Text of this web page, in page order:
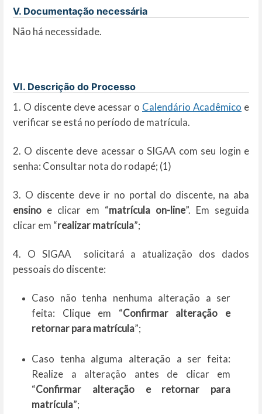
V. Documentação necessária
Não há necessidade.
VI. Descrição do Processo
1. O discente deve acessar o Calendário Acadêmico e
verificar se está no período de matrícula.
2. O discente deve acessar o SIGAA com seu login e
senha: Consultar nota do rodapé; (1)
3. O discente deve ir no portal do discente, na aba
ensino e clicar em “matrícula on-line”. Em seguida
clicar em “realizar matrícula”;
4. O SIGAA solicitará a atualização dos dados
pessoais do discente:
Caso não tenha nenhuma alteração a ser
feita: Clique em “Confirmar alteração e
retornar para matrícula”;
Caso tenha alguma alteração a ser feita:
Realize a alteração antes de clicar em
“Confirmar alteração e retornar para
matrícula”;